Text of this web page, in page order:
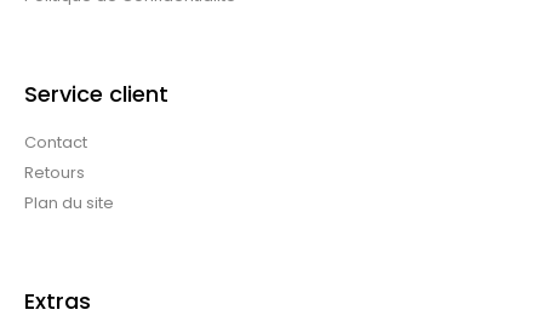
Service client
Contact
Retours
Plan du site
Extras